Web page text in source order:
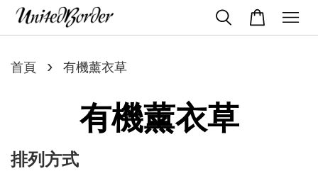
首頁 › 有機薰衣草
有機薰衣草
排列方式